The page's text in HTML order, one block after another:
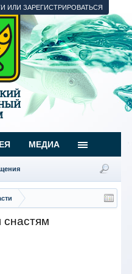
ИЛИ ЗАРЕГИСТРИРОВАТЬСЯ
снастям
МЕДИА